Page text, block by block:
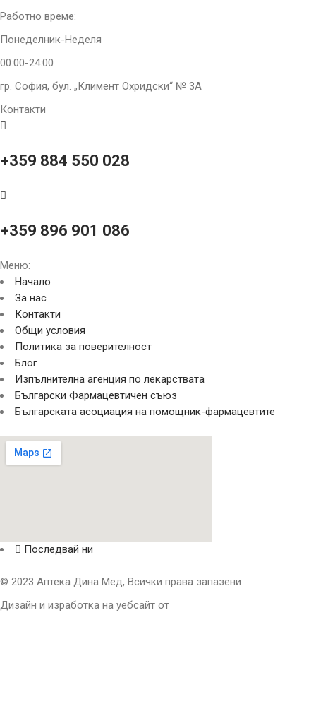
Работно време:
Понеделник-Неделя
00:00-24:00
гр. София, бул. „Климент Охридски“ № 3A
Контакти
+359 884 550 028
+359 896 901 086
Меню:
Начало
За нас
Контакти
Общи условия
Политика за поверителност
Блог
Изпълнителна агенция по лекарствата
Български Фармацевтичен съюз
Българската асоциация на помощник-фармацевтите
Последвай ни
© 2023 Аптека Дина Мед, Всички права запазени
Дизайн и изработка на уебсайт от